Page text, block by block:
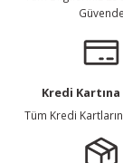
Güvende
Kredi
Tüm Kredi